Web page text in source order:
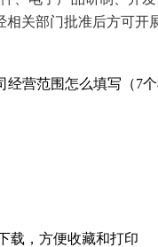
关部门批准后方可开
经营范围怎么填写（7个
载，方便收藏和打印